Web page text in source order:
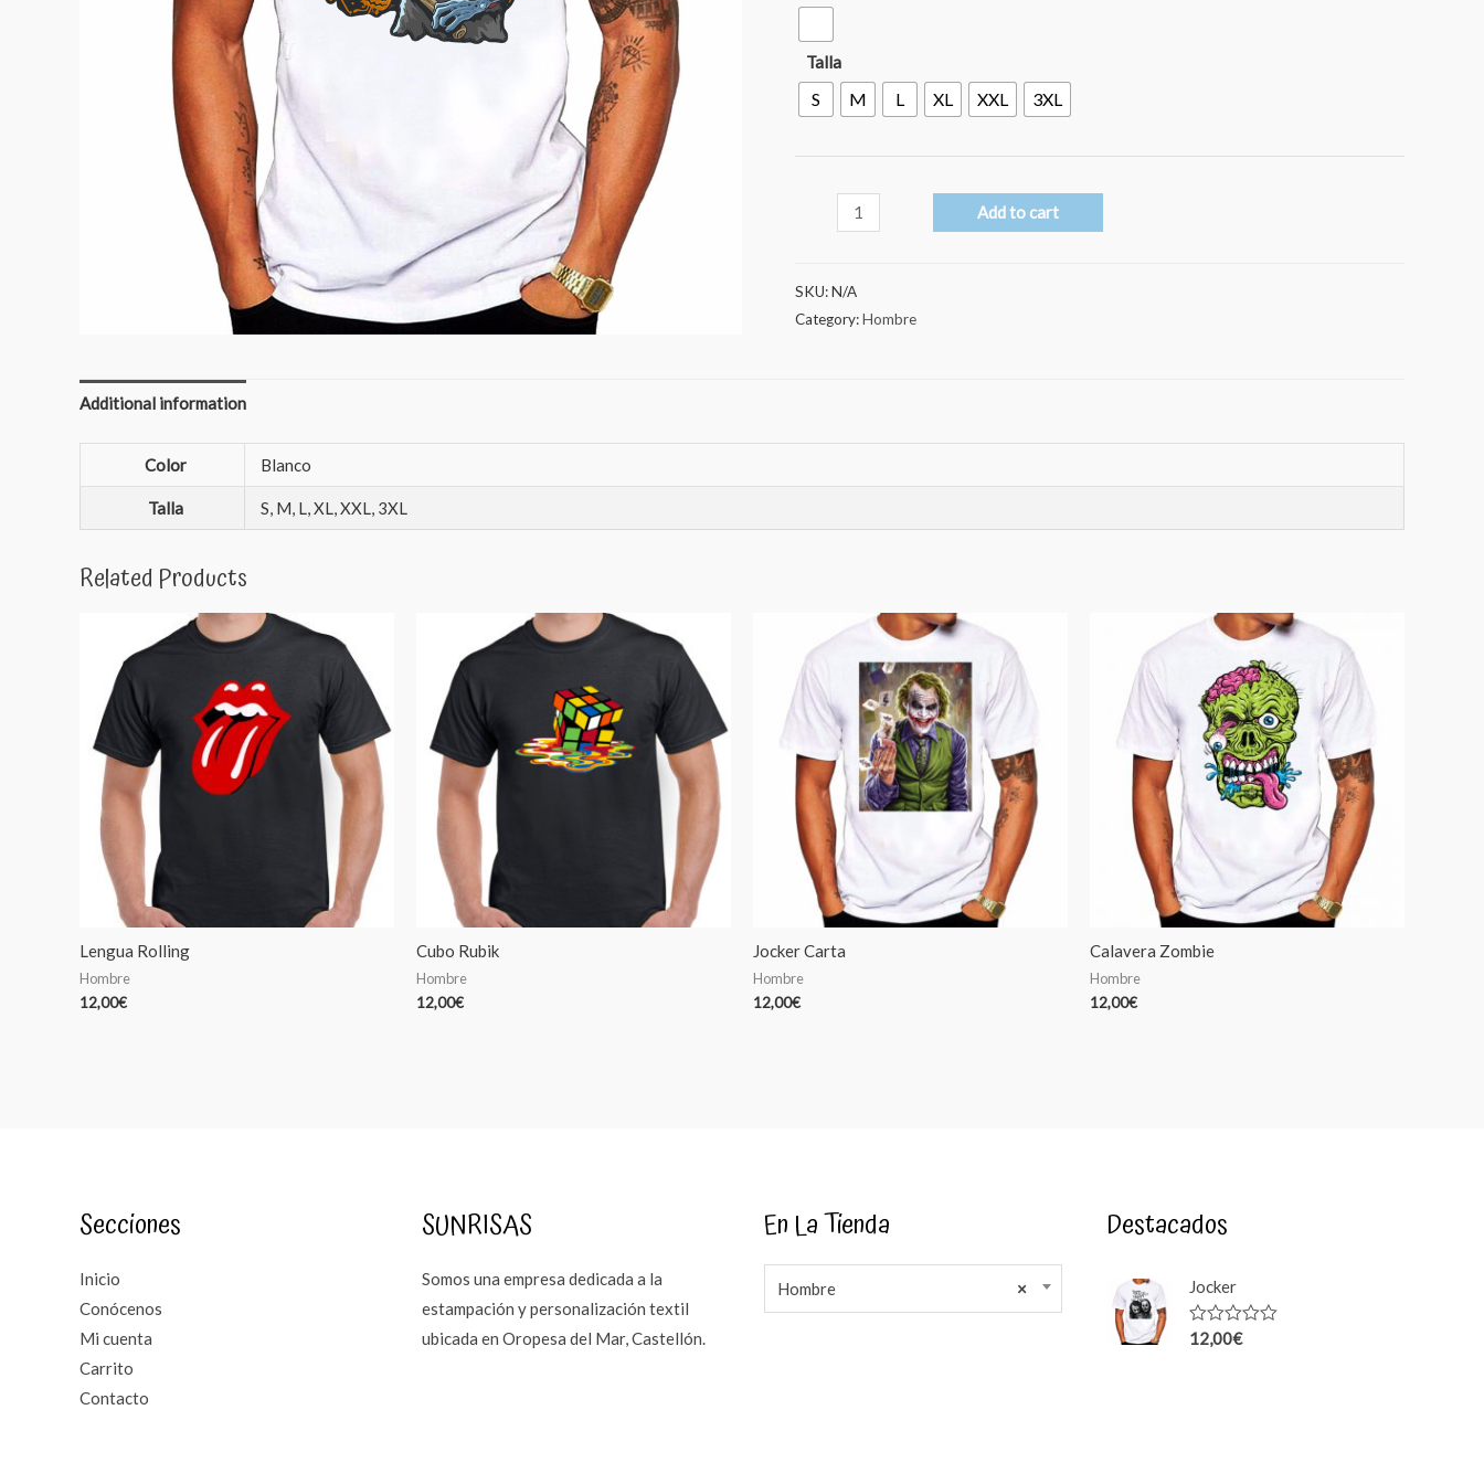
Talla
S M L XL XXL 3XL
Halloween
zombie
quantity
Add to cart
SKU:N/A
Category:Hombre
Additional information
Color Blanco
Talla S, M, L, XL, XXL, 3XL
Related Products
Lengua Rolling
Hombre
12,00€
Cubo Rubik
Hombre
12,00€
Jocker Carta
Hombre
12,00€
Calavera Zombie
Hombre
12,00€
Secciones
Inicio
Conócenos
Mi cuenta
Carrito
Contacto
SUNRISAS
Somos una empresa dedicada a la
estampación y personalización textil
ubicada en Oropesa del Mar, Castellón.
En La Tienda
×
Hombre
Destacados
Jocker
Rated
12,00€